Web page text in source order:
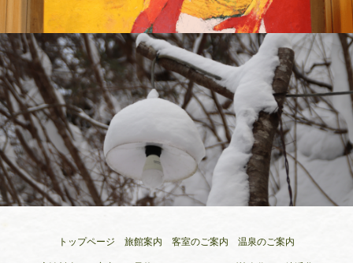
トップページ 旅館案内 客室のご案内 温泉のご案内